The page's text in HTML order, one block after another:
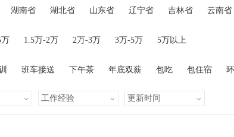
医院/医疗/护理 广告 公关/媒介 市场/营销 影视/媒体
勤 咨询/顾问 律师/法务 教师 培训
湖南省 湖北省 山东省 辽宁省 吉林省 云南省
万 1.5万-2万 2万-3万 3万-5万 5万以上
班车接送 下午茶 年底双薪 包吃 包住宿